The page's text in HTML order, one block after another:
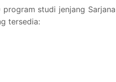
studi jenjang Sarjana
tersedia: